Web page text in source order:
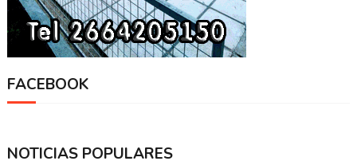
FACEBOOK
NOTICIAS POPULARES